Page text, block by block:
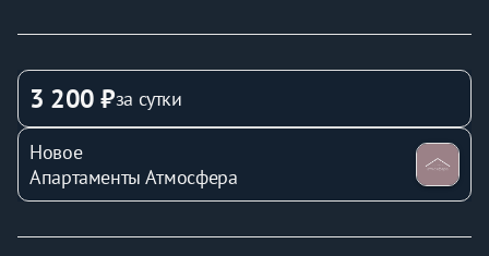
удовольствием!🏠*
🧹 Дополнительная бесплатная уборка каждые 5
дней для наших гостей.
🐶Проживание с животными запрещено.
✅Почему эта квартира отлично подходит Вам?
- удобная транспортная доступность позволит без
3 200 ₽за сутки
Новое
Апартаменты Атмосфера